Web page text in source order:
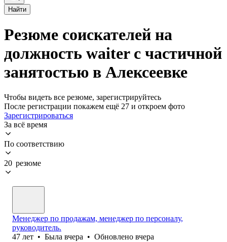
Найти
Резюме соискателей на
должность waiter с частичной
занятостью в Алексеевке
Чтобы видеть все резюме, зарегистрируйтесь
После регистрации покажем ещё 27 и откроем фото
Зарегистрироваться
За всё время
По соответствию
20 резюме
Менеджер по продажам, менеджер по персоналу,
руководитель.
47 лет • Была вчера • Обновлено вчера